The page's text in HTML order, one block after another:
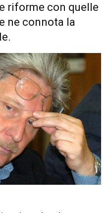
riforme con quelle
ne connota la